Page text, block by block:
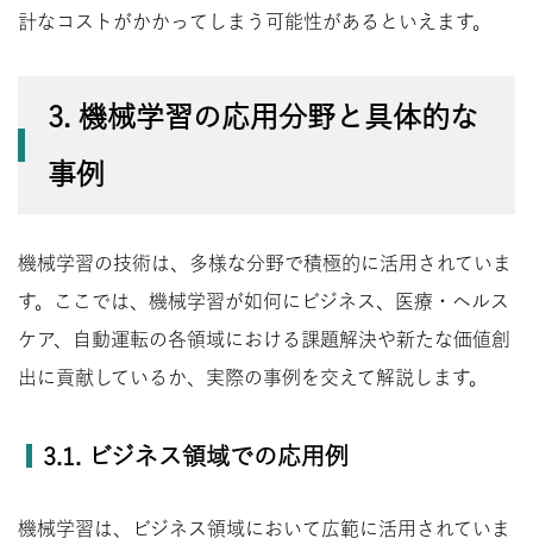
計なコストがかかってしまう可能性があるといえます。
3. 機械学習の応用分野と具体的な
事例
機械学習の技術は、多様な分野で積極的に活用されていま
す。ここでは、機械学習が如何にビジネス、医療・ヘルス
ケア、自動運転の各領域における課題解決や新たな価値創
出に貢献しているか、実際の事例を交えて解説します。
3.1. ビジネス領域での応用例
機械学習は、ビジネス領域において広範に活用されていま